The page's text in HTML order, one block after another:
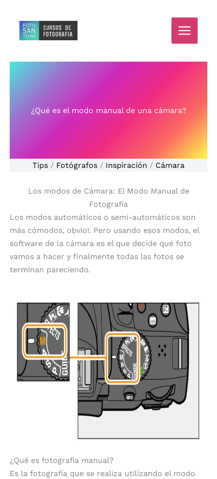
contenido
¿Qué es el modo manual de una cámara?
Tips / Fotógrafos / Inspiración / Cámara
Los modos de Cámara: El Modo Manual de
Fotografía
Los modos automáticos o semi-automáticos son
más cómodos, obvio!. Pero usando esos modos, el
software de la cámara es el que decide qué foto
vamos a hacer y finalmente todas las fotos se
terminan pareciendo.
¿Qué es fotografía manual?
Es la fotografía que se realiza utilizando el modo